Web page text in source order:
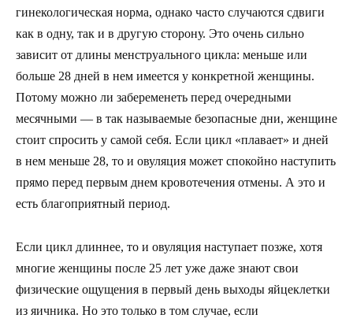
гинекологическая норма, однако часто случаются сдвиги
как в одну, так и в другую сторону. Это очень сильно
зависит от длины менструального цикла: меньше или
больше 28 дней в нем имеется у конкретной женщины.
Потому можно ли забеременеть перед очередными
месячными — в так называемые безопасные дни, женщине
стоит спросить у самой себя. Если цикл «плавает» и дней
в нем меньше 28, то и овуляция может спокойно наступить
прямо перед первым днем кровотечения отмены. А это и
есть благоприятный период.
Если цикл длиннее, то и овуляция наступает позже, хотя
многие женщины после 25 лет уже даже знают свои
физические ощущения в первый день выходы яйцеклетки
из яичника. Но это только в том случае, если